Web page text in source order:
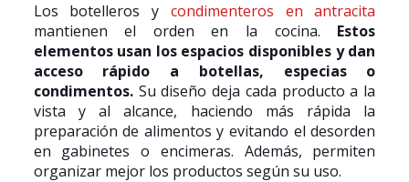
Los botelleros y condimenteros en antracita
mantienen el orden en la cocina. Estos
elementos usan los espacios disponibles y dan
acceso rápido a botellas, especias o
condimentos.Su diseño deja cada producto a la
vista y al alcance, haciendo más rápida la
preparación de alimentos y evitando el desorden
en gabinetes o encimeras. Además, permiten
organizar mejor los productos según su uso.